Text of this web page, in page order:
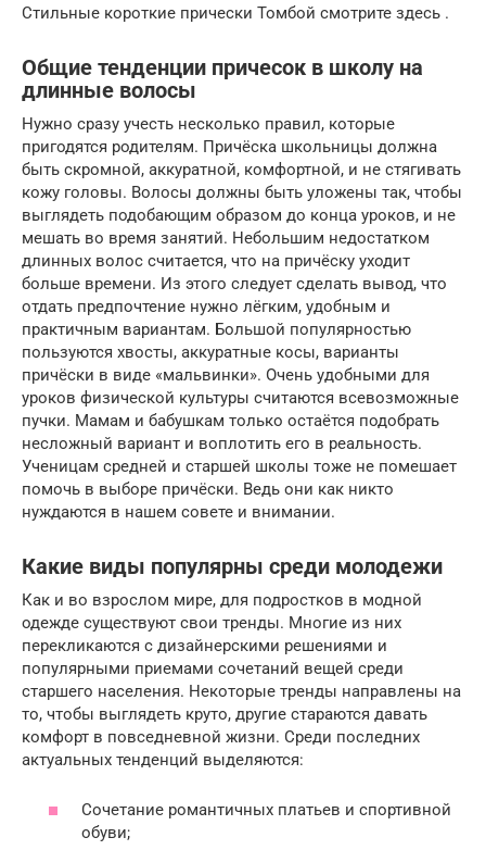
Стильные короткие прически Томбой смотрите здесь .
Общие тенденции причесок в школу на
длинные волосы
Нужно сразу учесть несколько правил, которые
пригодятся родителям. Причёска школьницы должна
быть скромной, аккуратной, комфортной, и не стягивать
кожу головы. Волосы должны быть уложены так, чтобы
выглядеть подобающим образом до конца уроков, и не
мешать во время занятий. Небольшим недостатком
длинных волос считается, что на причёску уходит
больше времени. Из этого следует сделать вывод, что
отдать предпочтение нужно лёгким, удобным и
практичным вариантам. Большой популярностью
пользуются хвосты, аккуратные косы, варианты
причёски в виде «мальвинки». Очень удобными для
уроков физической культуры считаются всевозможные
пучки. Мамам и бабушкам только остаётся подобрать
несложный вариант и воплотить его в реальность.
Ученицам средней и старшей школы тоже не помешает
помочь в выборе причёски. Ведь они как никто
нуждаются в нашем совете и внимании.
Какие виды популярны среди молодежи
Как и во взрослом мире, для подростков в модной
одежде существуют свои тренды. Многие из них
перекликаются с дизайнерскими решениями и
популярными приемами сочетаний вещей среди
старшего населения. Некоторые тренды направлены на
то, чтобы выглядеть круто, другие стараются давать
комфорт в повседневной жизни. Среди последних
актуальных тенденций выделяются:
Сочетание романтичных платьев и спортивной
обуви;